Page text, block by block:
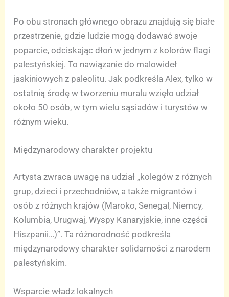
Po obu stronach głównego obrazu znajdują się białe
przestrzenie, gdzie ludzie mogą dodawać swoje
poparcie, odciskając dłoń w jednym z kolorów flagi
palestyńskiej. To nawiązanie do malowideł
jaskiniowych z paleolitu. Jak podkreśla Alex, tylko w
ostatnią środę w tworzeniu muralu wzięło udział
około 50 osób, w tym wielu sąsiadów i turystów w
różnym wieku.
Międzynarodowy charakter projektu
Artysta zwraca uwagę na udział „kolegów z różnych
grup, dzieci i przechodniów, a także migrantów i
osób z różnych krajów (Maroko, Senegal, Niemcy,
Kolumbia, Urugwaj, Wyspy Kanaryjskie, inne części
Hiszpanii…)”. Ta różnorodność podkreśla
międzynarodowy charakter solidarności z narodem
palestyńskim.
Wsparcie władz lokalnych